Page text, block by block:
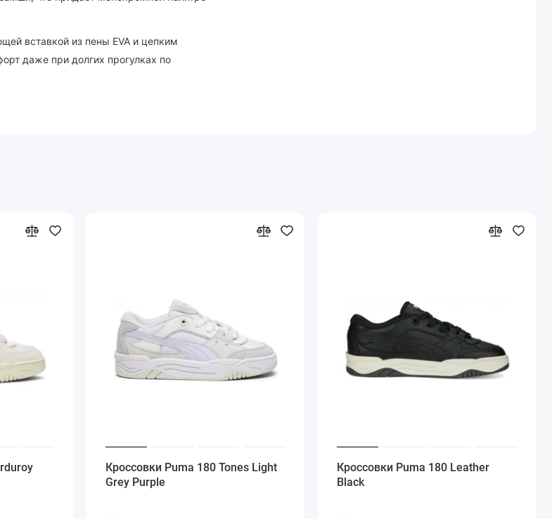
вставкой из пены EVA и цепким
даже при долгих прогулках по
Puma 180 и наслаждайтесь
Кроссовки Puma 180 Tones Light
Grey Purple
Кроссовки Puma 180 Leather
Black